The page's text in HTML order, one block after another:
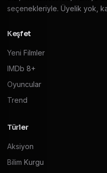
seçenekleriyle. Üyelik yok,
Keşfet
Yeni Filmler
IMDb 8+
Oyuncular
Trend
Türler
Aksiyon
Bilim Kurgu